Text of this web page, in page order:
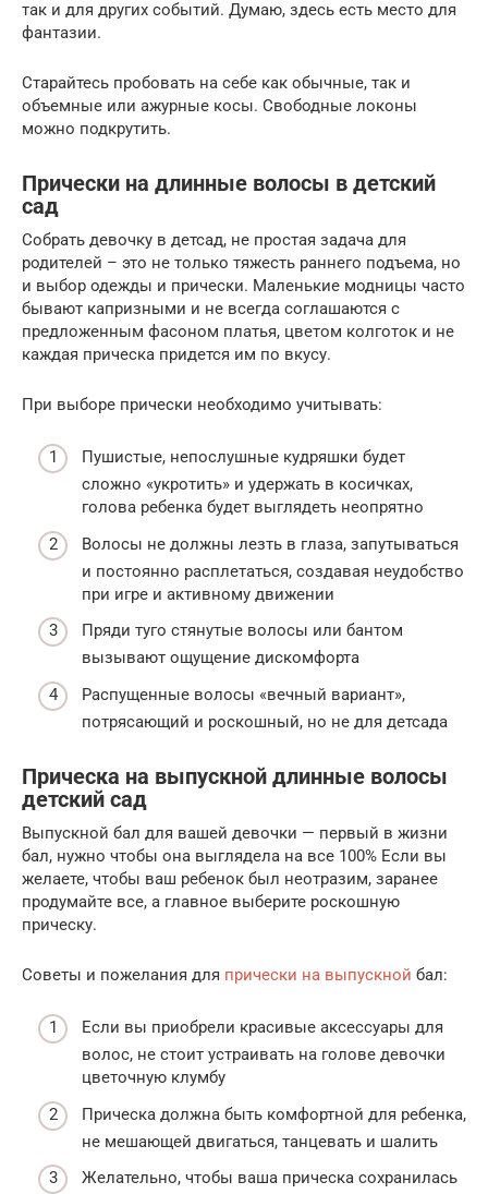
так и для других событий. Думаю, здесь есть место для
фантазии.
Старайтесь пробовать на себе как обычные, так и
объемные или ажурные косы. Свободные локоны
можно подкрутить.
Прически на длинные волосы в детский
сад
Собрать девочку в детсад, не простая задача для
родителей – это не только тяжесть раннего подъема, но
и выбор одежды и прически. Маленькие модницы часто
бывают капризными и не всегда соглашаются с
предложенным фасоном платья, цветом колготок и не
каждая прическа придется им по вкусу.
При выборе прически необходимо учитывать:
Пушистые, непослушные кудряшки будет
сложно «укротить» и удержать в косичках,
голова ребенка будет выглядеть неопрятно
Волосы не должны лезть в глаза, запутываться
и постоянно расплетаться, создавая неудобство
при игре и активному движении
Пряди туго стянутые волосы или бантом
вызывают ощущение дискомфорта
Распущенные волосы «вечный вариант»,
потрясающий и роскошный, но не для детсада
Прическа на выпускной длинные волосы
детский сад
Выпускной бал для вашей девочки — первый в жизни
бал, нужно чтобы она выглядела на все 100% Если вы
желаете, чтобы ваш ребенок был неотразим, заранее
продумайте все, а главное выберите роскошную
прическу.
Советы и пожелания для прически на выпускной бал:
Если вы приобрели красивые аксессуары для
волос, не стоит устраивать на голове девочки
цветочную клумбу
Прическа должна быть комфортной для ребенка,
не мешающей двигаться, танцевать и шалить
Желательно, чтобы ваша прическа сохранилась